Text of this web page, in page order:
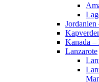
Jordanien
Kanada –
Lanzarote